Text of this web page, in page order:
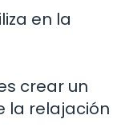
en la
crear un
la relajación